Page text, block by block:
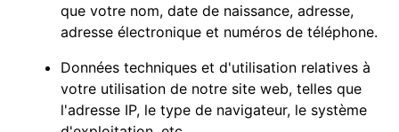
que votre nom, date de naissance, adresse,
adresse électronique et numéros de téléphone.
Données techniques et d'utilisation relatives à
votre utilisation de notre site web, telles que
l'adresse IP, le type de navigateur, le système